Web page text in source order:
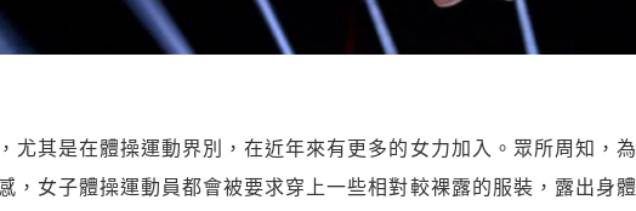
尤其是在體操運動界別，在近年來有更多的女力加入。眾所周知，為
，女子體操運動員都會被要求穿上一些相對較裸露的服裝，露出身體